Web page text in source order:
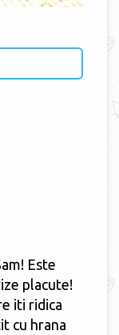
Este
placute!
iti ridica
cu hrana